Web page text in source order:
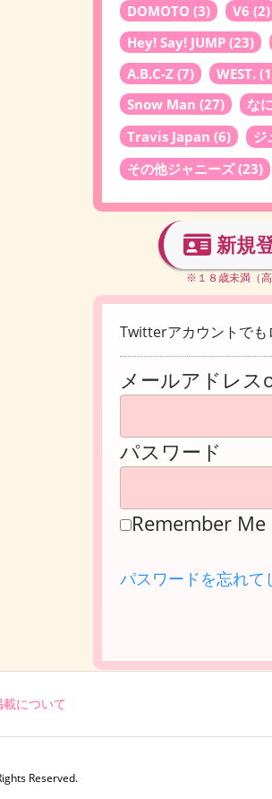
DOMOTO (3) V6 (2)
Hey! Say! JUMP (23)
A.B.C-Z (7) WEST.
Snow Man (27) な
Travis Japan (6) ジ
その他ジャニーズ(23)
新規
※１８歳未満（
Twitterアカウントでも
メールアドレス
パスワード
Remember Me
パスワードを忘れて
載について
Reserved.